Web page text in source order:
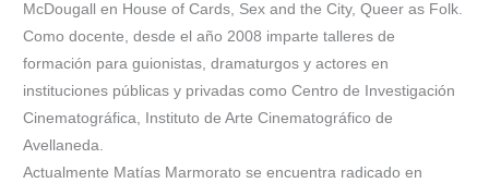
McDougall en House of Cards, Sex and the City, Queer as Folk.
Como docente, desde el año 2008 imparte talleres de
formación para guionistas, dramaturgos y actores en
instituciones públicas y privadas como Centro de Investigación
Cinematográfica, Instituto de Arte Cinematográfico de
Avellaneda.
Actualmente Matías Marmorato se encuentra radicado en